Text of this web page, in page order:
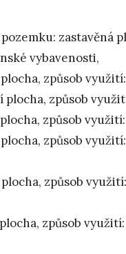
zastavěná
vybavenosti,
způsob
způsob
způsob
způsob
způsob
způsob